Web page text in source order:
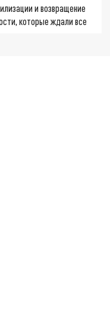
и возвращение
которые ждали все